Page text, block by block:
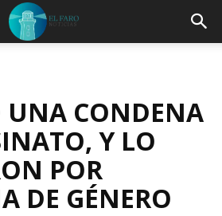
UNA CONDENA
Y LO
POR
DE GÉNERO